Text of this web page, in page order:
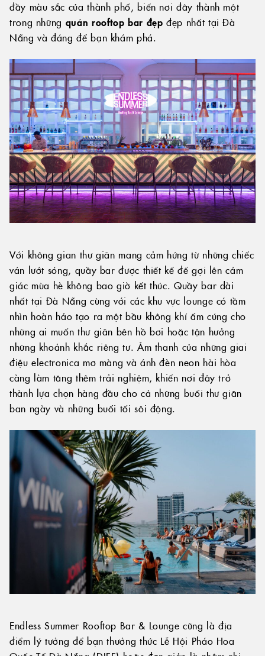
đầy màu sắc của thành phố, biến nơi đây thành một
trong những quán rooftop bar đẹpđẹp nhất tại Đà
Nẵng và đáng để bạn khám phá.
Với không gian thư giãn mang cảm hứng từ những chiếc
ván lướt sóng, quầy bar được thiết kế để gợi lên cảm
giác mùa hè không bao giờ kết thúc. Quầy bar dài
nhất tại Đà Nẵng cùng với các khu vực lounge có tầm
nhìn hoàn hảo tạo ra một bầu không khí ấm cúng cho
những ai muốn thư giãn bên hồ bơi hoặc tận hưởng
những khoảnh khắc riêng tư. Âm thanh của những giai
điệu electronica mơ màng và ánh đèn neon hài hòa
càng làm tăng thêm trải nghiệm, khiến nơi đây trở
thành lựa chọn hàng đầu cho cả những buổi thư giãn
ban ngày và những buổi tối sôi động.
Endless Summer Rooftop Bar & Lounge cũng là địa
điểm lý tưởng để bạn thưởng thức Lễ Hội Pháo Hoa